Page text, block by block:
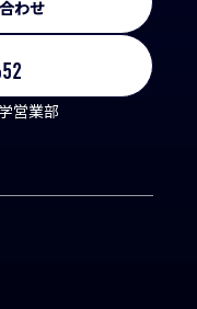
わせ
営業部